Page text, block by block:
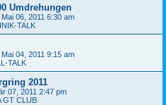
Umdrehungen
Mai 06, 2011 6:30 am
TALK
Mai 04, 2011 9:15 am
TALK
2011
07, 2011 2:47 pm
GT CLUB